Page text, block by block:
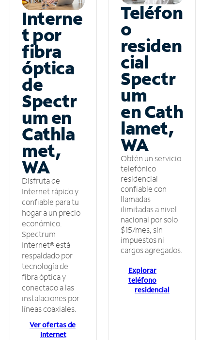
Interne
t por
fibra
óptica
de
Spectr
um en
Cathla
met,
WA
Disfruta de
Internet rápido y
confiable para tu
hogar a un precio
económico.
Spectrum
Internet® está
respaldado por
tecnología de
fibra óptica y
conectado a las
instalaciones por
líneas coaxiales.
Ver ofertas de
Internet
Teléfon
o
residen
cial
Spectr
um
en Cath
lamet,
WA
Obtén un servicio
telefónico
residencial
confiable con
llamadas
ilimitadas a nivel
nacional por solo
$15/mes, sin
impuestos ni
cargos agregados.
Explorar
teléfono
residencial